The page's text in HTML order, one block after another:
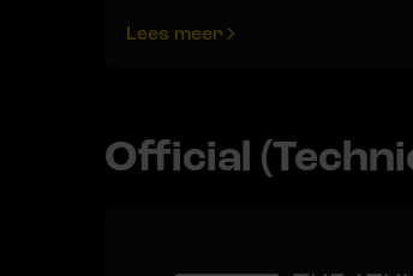
Lees meer
Official